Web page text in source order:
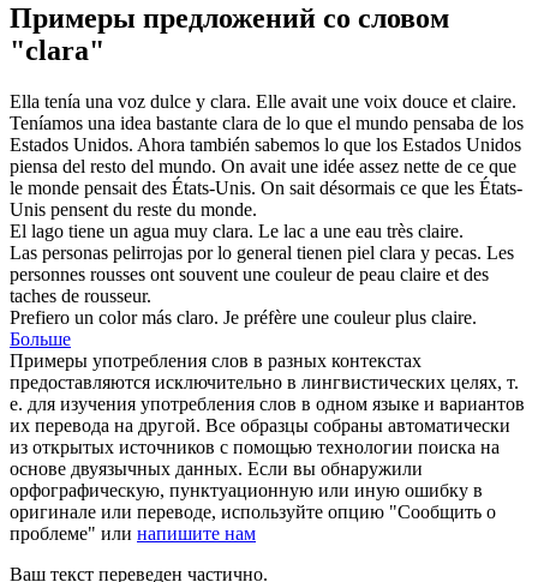
Примеры предложений со словом
"clara"
Ella tenía una voz dulce y clara. Elle avait une voix douce et claire.
Teníamos una idea bastante clara de lo que el mundo pensaba de los
Estados Unidos. Ahora también sabemos lo que los Estados Unidos
piensa del resto del mundo. On avait une idée assez nette de ce que
le monde pensait des États-Unis. On sait désormais ce que les États-
Unis pensent du reste du monde.
El lago tiene un agua muy clara. Le lac a une eau très claire.
Las personas pelirrojas por lo general tienen piel clara y pecas. Les
personnes rousses ont souvent une couleur de peau claire et des
taches de rousseur.
Prefiero un color más claro. Je préfère une couleur plus claire.
Больше
Примеры употребления слов в разных контекстах
предоставляются исключительно в лингвистических целях, т.
е. для изучения употребления слов в одном языке и вариантов
их перевода на другой. Все образцы собраны автоматически
из открытых источников с помощью технологии поиска на
основе двуязычных данных. Если вы обнаружили
орфографическую, пунктуационную или иную ошибку в
оригинале или переводе, используйте опцию "Сообщить о
проблеме" или напишите нам
Ваш текст переведен частично.